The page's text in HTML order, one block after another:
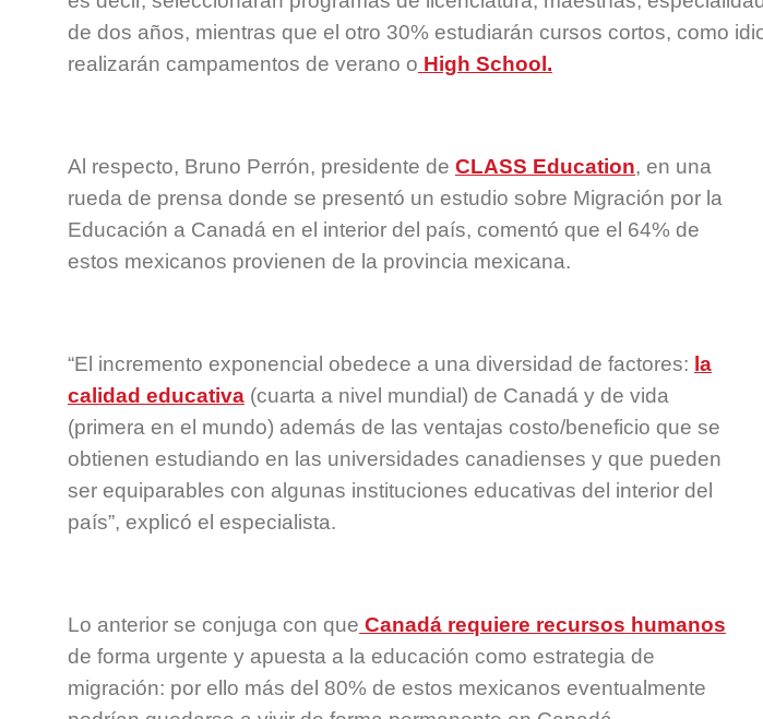
de dos años, mientras que el otro 30% estudiarán cursos cortos, como
realizarán campamentos de verano o High School.
Al respecto, Bruno Perrón, presidente de CLASS Education, en una
rueda de prensa donde se presentó un estudio sobre Migración por la
Educación a Canadá en el interior del país, comentó que el 64% de
estos mexicanos provienen de la provincia mexicana.
“El incremento exponencial obedece a una diversidad de factores: la
calidad educativa (cuarta a nivel mundial) de Canadá y de vida
(primera en el mundo) además de las ventajas costo/beneficio que se
obtienen estudiando en las universidades canadienses y que pueden
ser equiparables con algunas instituciones educativas del interior del
país”, explicó el especialista.
Lo anterior se conjuga con que Canadá requiere recursos humanos
de forma urgente y apuesta a la educación como estrategia de
migración: por ello más del 80% de estos mexicanos eventualmente